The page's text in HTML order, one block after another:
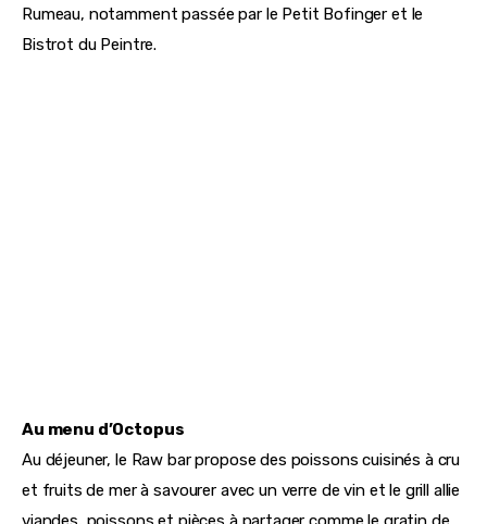
Rumeau, notamment passée par le Petit Bofinger et le
Bistrot du Peintre.
Au menu d’Octopus
Au déjeuner, le Raw bar propose des poissons cuisinés à cru
et fruits de mer à savourer avec un verre de vin et le grill allie